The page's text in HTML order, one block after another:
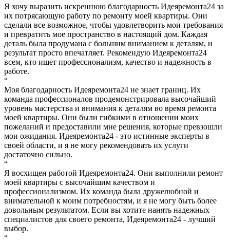
Я хочу выразить искреннюю благодарность Идеяремонта24 за
их потрясающую работу по ремонту моей квартиры. Они
сделали все возможное, чтобы удовлетворить мои требования
и превратить мое пространство в настоящий дом. Каждая
деталь была продумана с большим вниманием к деталям, и
результат просто впечатляет. Рекомендую Идеяремонта24
всем, кто ищет профессионализм, качество и надежность в
работе.
“
Моя благодарность Идеяремонта24 не знает границ. Их
команда профессионалов продемонстрировала высочайший
уровень мастерства и внимания к деталям во время ремонта
моей квартиры. Они были гибкими в отношении моих
пожеланий и предоставили мне решения, которые превзошли
мои ожидания. Идеяремонта24 - это истинные эксперты в
своей области, и я не могу рекомендовать их услуги
достаточно сильно.
“
Я восхищен работой Идеяремонта24. Они выполнили ремонт
моей квартиры с высочайшим качеством и
профессионализмом. Их команда была дружелюбной и
внимательной к моим потребностям, и я не могу быть более
довольным результатом. Если вы хотите нанять надежных
специалистов для своего ремонта, Идеяремонта24 - лучший
выбор.
“